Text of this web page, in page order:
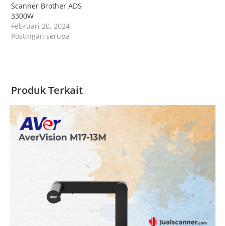
Scanner Brother ADS
3300W
Februari 20, 2024
Postingan serupa
Produk Terkait